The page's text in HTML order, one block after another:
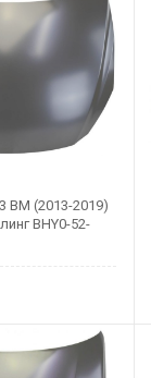
BM (2013-2019)
BHY0-52-